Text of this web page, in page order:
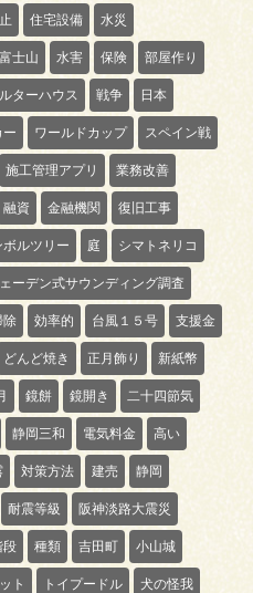
住宅設備 水災
富士山 水害 保険 部屋作り
ターハウス 戦争 日本
ー ワールドカップ スペイン戦
施工管理アプリ 業務改善
融資 金融機関 復旧工事
ボルツリー 庭 シマトネリコ
ーデン式サウンディング調査
除 効率的 台風１５号 支援金
どんど焼き 正月飾り 新紙幣
鏡餅 鏡開き 二十四節気
静岡三和 電気料金 高い
対策方法 建売 静岡
耐震等級 阪神淡路大震災
段 種類 吉田町 小山城
ト トイプードル 犬の怪我